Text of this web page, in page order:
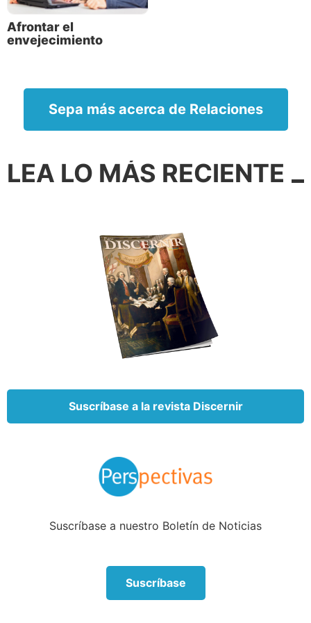
el tiempo
¿Son nuestros años pocos y cortos? Sí,
objetivamente hablando. Moisés escribió: “Los días
robustos son ochenta años… pronto pasan” (Salmos
90:10). En el amplio contexto de la historia, esto
significa que nuestra vida es casi como un punto
Sé que con sólo 27 años no entiendo
envejecer. Pero eso no significa que
simplemente deba aceptar la moda del
antienvejecimiento y glorificar la
Pero la Biblia no dice que debemos aferrarnos a la
Algunos de los logros espirituales más notorios en la
Abraham tenía 75 cuando Dios lo llamó a ser el
padre de los fieles. Caleb se acercaba a los 85
el ocaso de su vida cuando escribió el último libro de
¿Significa esto que los jóvenes nunca estuvieron en
el primer plano? Claro que no. David venció a Goliat
cuando era un joven adulto. Jeremías probablemente
Afrontar el
envejecimiento
Sepa más acerca de Relaciones
LEA LO MÁS RECIENTE
Suscríbase a la revista Discernir
Suscríbase a nuestro Boletín de Noticias
Suscríbase